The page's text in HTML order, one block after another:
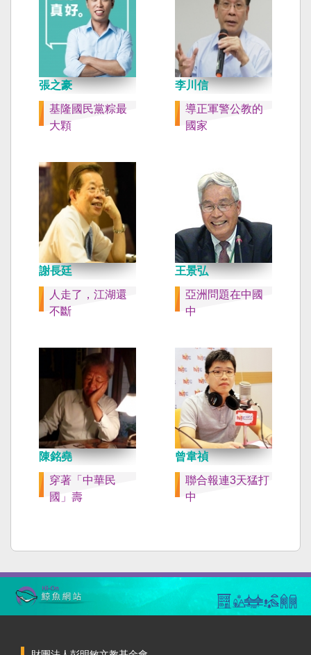
張之豪
基隆國民黨粽最
大顆
李川信
導正軍警公教的
國家
謝長廷
人走了，江湖還
不斷
王景弘
亞洲問題在中國
中
陳銘堯
穿著「中華民
國」壽
曾韋禎
聯合報連3天猛打
中